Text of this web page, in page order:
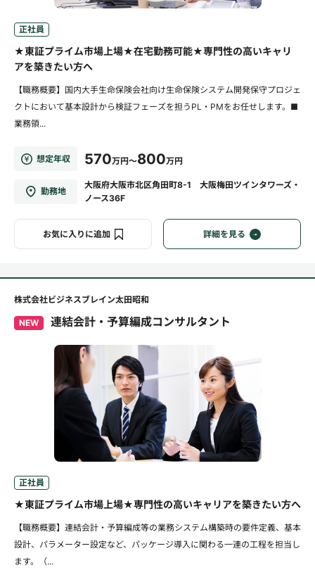
正社員
★東証プライム市場上場★在宅勤務可能★専門性の高いキャリ
アを築きたい方へ
【職務概要】国内大手生命保険会社向け生命保険システム開発保守プロジェ
クトにおいて基本設計から検証フェーズを担うPL・PMをお任せします。■
業務領...
想定年収 570万円～800万円
勤務地
大阪府大阪市北区角田町8-1 大阪梅田ツインタワーズ・
ノース36F
お気に入りに追加 詳細を見る
株式会社ビジネスブレイン太田昭和
NEW 連結会計・予算編成コンサルタント
正社員
★東証プライム市場上場★専門性の高いキャリアを築きたい方へ
【職務概要】連結会計・予算編成等の業務システム構築時の要件定義、基本
設計、パラメーター設定など、パッケージ導入に関わる一連の工程を担当し
ます。（...